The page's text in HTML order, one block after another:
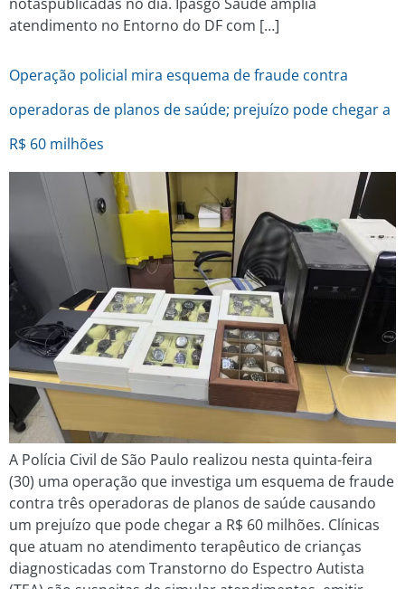
atendimento no Entorno do DF com […]
Operação policial mira esquema de fraude contra
operadoras de planos de saúde; prejuízo pode chegar a
R$ 60 milhões
A Polícia Civil de São Paulo realizou nesta quinta-feira
(30) uma operação que investiga um esquema de fraude
contra três operadoras de planos de saúde causando
um prejuízo que pode chegar a R$ 60 milhões. Clínicas
que atuam no atendimento terapêutico de crianças
diagnosticadas com Transtorno do Espectro Autista